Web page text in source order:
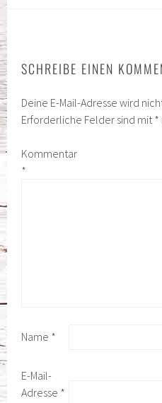
SCHREIBE EINEN
Deine E-Mail-Adresse wird
Erforderliche Felder sind mit*
Kommentar
*
Name *
E-Mail-
Adresse *